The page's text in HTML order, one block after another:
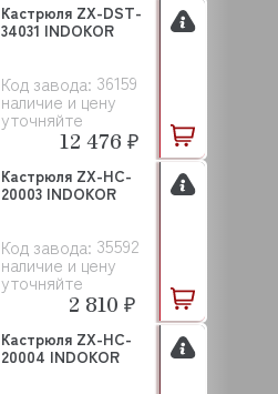
Код завода: 36159
наличие и цену
уточняйте
Кастрюля ZX-DST-
34031 INDOKOR
12 476 ₽
Код завода: 35592
наличие и цену
уточняйте
Кастрюля ZX-HC-
20003 INDOKOR
2 810 ₽
Кастрюля ZX-HC-
20004 INDOKOR